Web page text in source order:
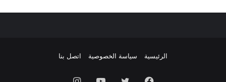
الرئيسية سياسة الخصوصية اتصل بنا